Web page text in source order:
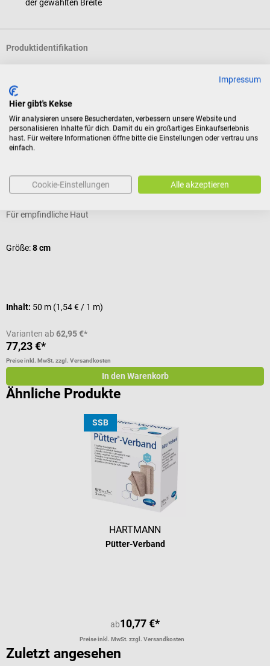
der gewählten Breite
Produktidentifikation
Bewertungen
Kunden kauften auch
Comprilan Kompressionsbinde
Für empfindliche Haut
Größe:8 cm
Inhalt: 50 m (1,54 € / 1 m)
Varianten ab 62,95 €*
77,23 €*
Preise inkl. MwSt. zzgl. Versandkosten
In den Warenkorb
Ähnliche Produkte
SSB
HARTMANN
Pütter-Verband
ab10,77 €*
Preise inkl. MwSt. zzgl. Versandkosten
Zuletzt angesehen
Impressum
Hier gibt's Kekse
Wir analysieren unsere Besucherdaten, verbessern unsere Website und
personalisieren Inhalte für dich. Damit du ein großartiges Einkaufserlebnis
hast. Für weitere Informationen öffne bitte die Einstellungen oder vertrau uns
einfach.
Cookie-Einstellungen Alle akzeptieren